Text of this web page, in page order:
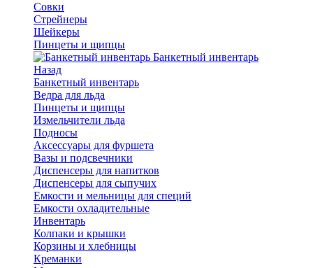
Совки
Стрейнеры
Шейкеры
Пинцеты и щипцы
Банкетный инвентарь
Назад
Банкетный инвентарь
Ведра для льда
Пинцеты и щипцы
Измельчители льда
Подносы
Аксессуары для фуршета
Вазы и подсвечники
Диспенсеры для напитков
Диспенсеры для сыпучих
Емкости и мельницы для специй
Емкости охладительные
Инвентарь
Колпаки и крышки
Корзины и хлебницы
Креманки